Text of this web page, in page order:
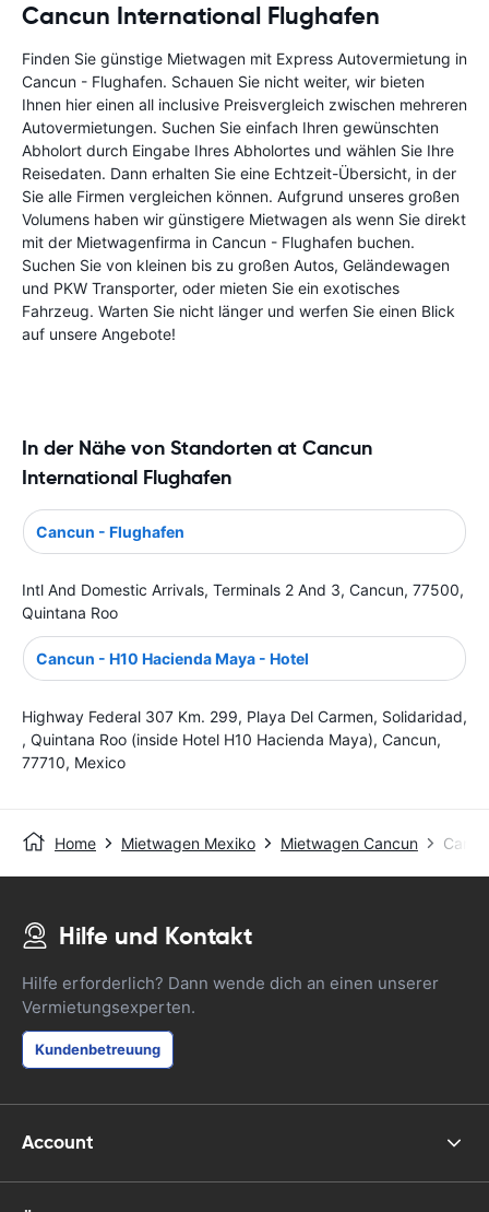
Cancun International Flughafen
Finden Sie günstige Mietwagen mit Express Autovermietung in
Cancun - Flughafen. Schauen Sie nicht weiter, wir bieten
Ihnen hier einen all inclusive Preisvergleich zwischen mehreren
Autovermietungen. Suchen Sie einfach Ihren gewünschten
Abholort durch Eingabe Ihres Abholortes und wählen Sie Ihre
Reisedaten. Dann erhalten Sie eine Echtzeit-Übersicht, in der
Sie alle Firmen vergleichen können. Aufgrund unseres großen
Volumens haben wir günstigere Mietwagen als wenn Sie direkt
mit der Mietwagenfirma in Cancun - Flughafen buchen.
Suchen Sie von kleinen bis zu großen Autos, Geländewagen
und PKW Transporter, oder mieten Sie ein exotisches
Fahrzeug. Warten Sie nicht länger und werfen Sie einen Blick
auf unsere Angebote!
In der Nähe von Standorten at Cancun
International Flughafen
Cancun - Flughafen
Intl And Domestic Arrivals, Terminals 2 And 3, Cancun, 77500,
Quintana Roo
Cancun - H10 Hacienda Maya - Hotel
Highway Federal 307 Km. 299, Playa Del Carmen, Solidaridad,
, Quintana Roo (inside Hotel H10 Hacienda Maya), Cancun,
77710, Mexico
Home Mietwagen Mexiko Mietwagen Cancun
Hilfe und Kontakt
Hilfe erforderlich? Dann wende dich an einen unserer
Vermietungsexperten.
Kundenbetreuung
Account